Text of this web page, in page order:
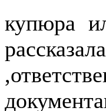
купюра